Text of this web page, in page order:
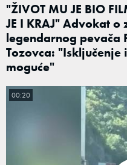
"ŽIVOT MU JE BIO
JE I KRAJ" Advokat o
legendarnog pevača
Tozovca: "Isključenje
moguće"
00:20